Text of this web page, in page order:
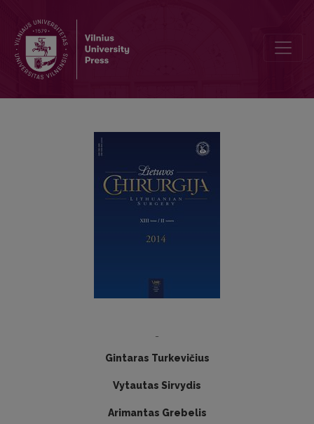
-
Gintaras Turkevičius
Vytautas Sirvydis
Arimantas Grebelis